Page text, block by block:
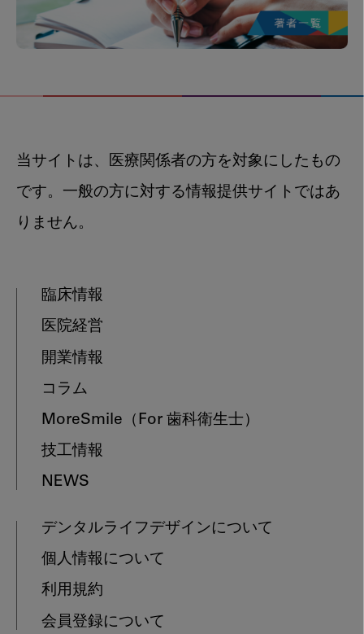
当サイトは、医療関係者の方を対象にしたもの
です。一般の方に対する情報提供サイトではあ
りません。
臨床情報
医院経営
開業情報
コラム
MoreSmile （For 歯科衛生士）
技工情報
NEWS
デンタルライフデザインについて
個人情報について
利用規約
会員登録について